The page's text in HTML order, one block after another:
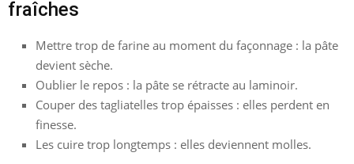
fraîches
Mettre trop de farine au moment du façonnage : la pâte
devient sèche.
Oublier le repos : la pâte se rétracte au laminoir.
Couper des tagliatelles trop épaisses : elles perdent en
finesse.
Les cuire trop longtemps : elles deviennent molles.